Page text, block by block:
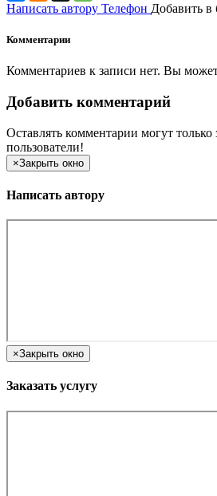
Написать автору Телефон Добавить в
Комментарии
Комментариев к записи нет. Вы
Добавить комментарий
Оставлять комментарии могут только
пользователи!
×Закрыть окно
Написать автору
×Закрыть окно
Заказать услугу